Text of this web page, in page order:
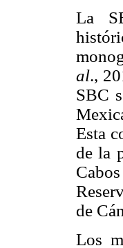
La
al.,
SBC
Esta
de la
de
Los